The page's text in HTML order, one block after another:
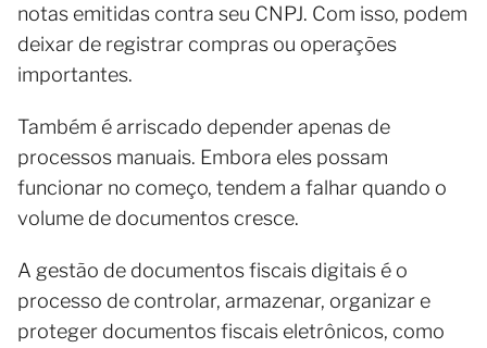
notas emitidas contra seu CNPJ. Com isso, podem
deixar de registrar compras ou operações
importantes.
Também é arriscado depender apenas de
processos manuais. Embora eles possam
funcionar no começo, tendem a falhar quando o
volume de documentos cresce.
A gestão de documentos fiscais digitais é o
processo de controlar, armazenar, organizar e
proteger documentos fiscais eletrônicos, como